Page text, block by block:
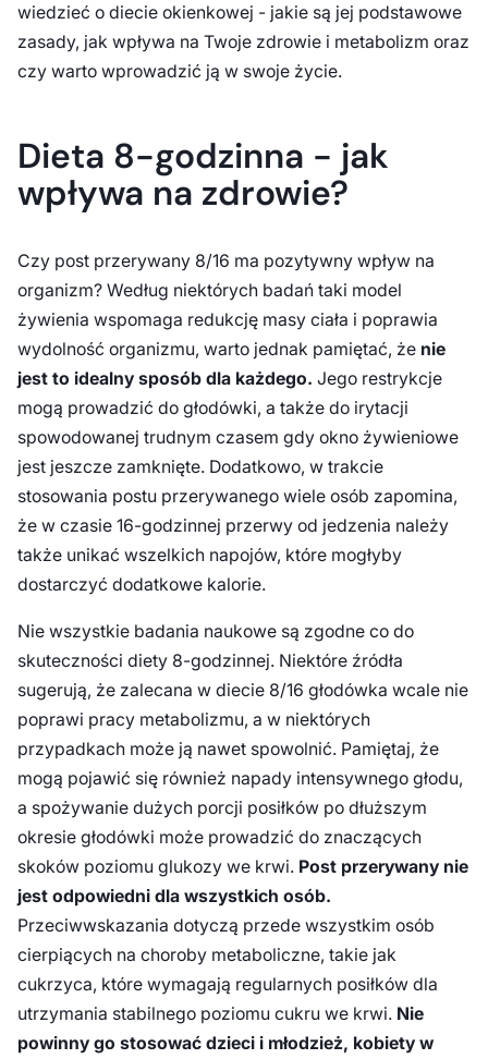
wiedzieć o diecie okienkowej - jakie są jej podstawowe
zasady, jak wpływa na Twoje zdrowie i metabolizm oraz
czy warto wprowadzić ją w swoje życie.
Dieta 8-godzinna - jak
wpływa na zdrowie?
Czy post przerywany 8/16 ma pozytywny wpływ na
organizm? Według niektórych badań taki model
żywienia wspomaga redukcję masy ciała i poprawia
wydolność organizmu, warto jednak pamiętać, żenie
jest to idealny sposób dla każdego. Jego restrykcje
mogą prowadzić do głodówki, a także do irytacji
spowodowanej trudnym czasem gdy okno żywieniowe
jest jeszcze zamknięte. Dodatkowo, w trakcie
stosowania postu przerywanego wiele osób zapomina,
że w czasie 16-godzinnej przerwy od jedzenia należy
także unikać wszelkich napojów, które mogłyby
dostarczyć dodatkowe kalorie.
Nie wszystkie badania naukowe są zgodne co do
skuteczności diety 8-godzinnej. Niektóre źródła
sugerują, że zalecana w diecie 8/16 głodówka wcale nie
poprawi pracy metabolizmu, a w niektórych
przypadkach może ją nawet spowolnić. Pamiętaj, że
mogą pojawić się również napady intensywnego głodu,
a spożywanie dużych porcji posiłków po dłuższym
okresie głodówki może prowadzić do znaczących
skoków poziomu glukozy we krwi. Post przerywany nie
jest odpowiedni dla wszystkich osób.
Przeciwwskazania dotyczą przede wszystkim osób
cierpiących na choroby metaboliczne, takie jak
cukrzyca, które wymagają regularnych posiłków dla
utrzymania stabilnego poziomu cukru we krwi. Nie
powinny go stosować dzieci i młodzież, kobiety w